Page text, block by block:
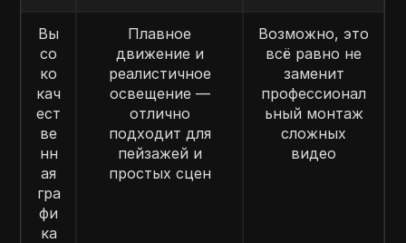
Вы
со
ко
кач
ест
ве
нн
ая
гра
фи
ка
Плавное
движение и
реалистичное
освещение —
отлично
подходит для
пейзажей и
простых сцен
Возможно, это
всё равно не
заменит
профессионал
ьный монтаж
сложных
видео